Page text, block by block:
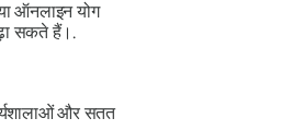
ऑनलाइन योग
सकते हैं।.
और सतत